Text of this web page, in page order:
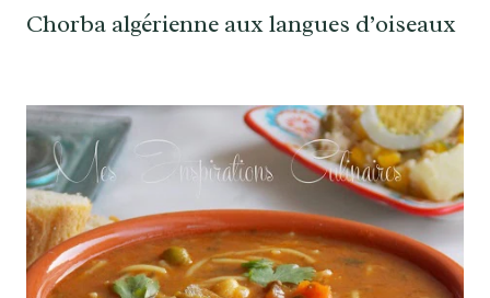
Chorba algérienne aux langues d’oiseaux